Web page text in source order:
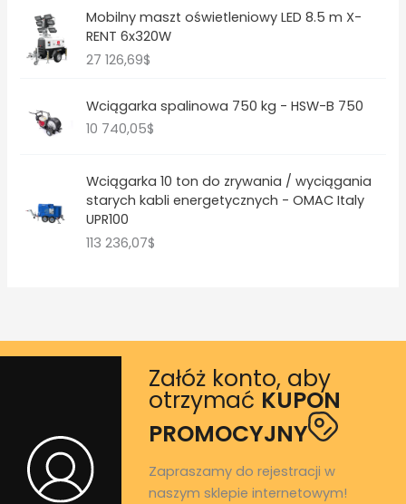
Mobilny maszt oświetleniowy LED 8.5 m X-
RENT 6x320W
27 126,69$
Wciągarka spalinowa 750 kg - HSW-B 750
10 740,05$
Wciągarka 10 ton do zrywania / wyciągania
starych kabli energetycznych - OMAC Italy
UPR100
113 236,07$
Załóż konto, aby
otrzymać KUPON
PROMOCYJNY
Zapraszamy do rejestracji w
naszym sklepie internetowym!